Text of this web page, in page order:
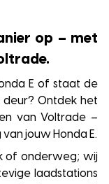
op – met
E of staat de
Ontdek het
van Voltrade –
jouw Honda E.
of onderweg; wij
laadstations